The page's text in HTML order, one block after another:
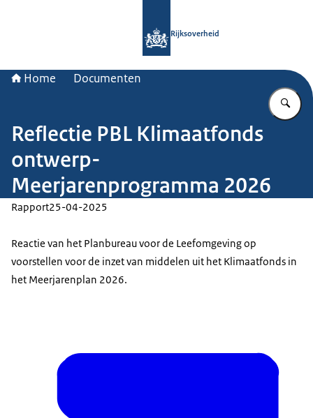
Rijksoverheid
Home Documenten
Reflectie PBL Klimaatfonds
ontwerp-
Meerjarenprogramma 2026
Rapport25-04-2025
Reactie van het Planbureau voor de Leefomgeving op
voorstellen voor de inzet van middelen uit het Klimaatfonds in
het Meerjarenplan 2026.